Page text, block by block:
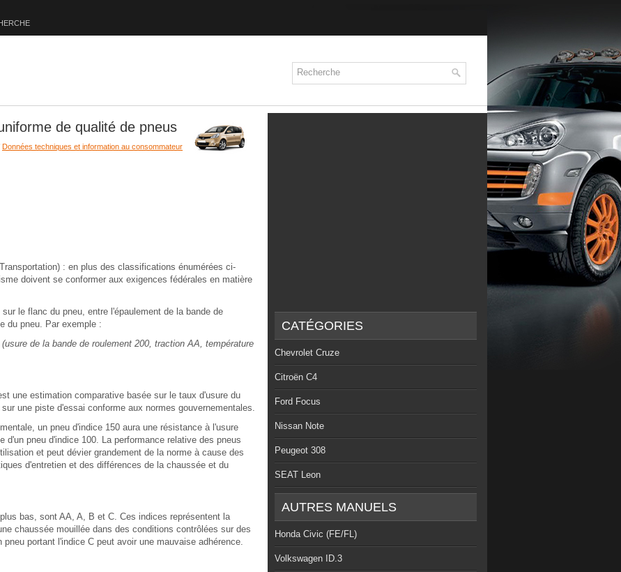
de qualité de pneus
Données techniques et information au consommateur
: en plus des classifications énumérées ci-
doivent se conformer aux exigences fédérales en matière
le flanc du pneu, entre l'épaulement de la bande de
du pneu. Par exemple :
de la bande de roulement 200, traction AA, température
une estimation comparative basée sur le taux d'usure du
une piste d'essai conforme aux normes gouvernementales.
un pneu d'indice 150 aura une résistance à l'usure
d'un pneu d'indice 100. La performance relative des pneus
et peut dévier grandement de la norme à cause des
d'entretien et des différences de la chaussée et du
bas, sont AA, A, B et C. Ces indices représentent la
chaussée mouillée dans des conditions contrôlées sur des
portant l'indice C peut avoir une mauvaise adhérence.
CATÉGORIES
Chevrolet Cruze
Citroën C4
Ford Focus
Nissan Note
Peugeot 308
SEAT Leon
AUTRES MANUELS
Honda Civic (FE/FL)
Volkswagen ID.3